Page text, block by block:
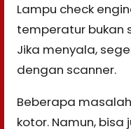
Lampu check
temperatur bukan
Jika menyala,
dengan scanner.
Beberapa
kotor. Namun, bisa